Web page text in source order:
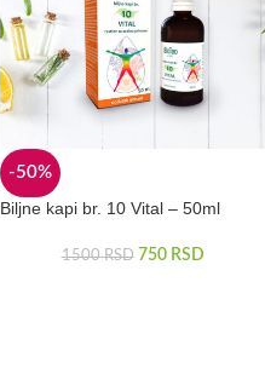
-50%
Biljne kapi br. 10 Vital – 50ml
1500RSD 750 RSD